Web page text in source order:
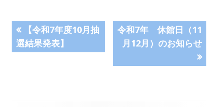
投
稿
前
の
【令和7年度10月抽
選結果発表】
次
の
令和7年 休館日（11
月12月）のお知らせ